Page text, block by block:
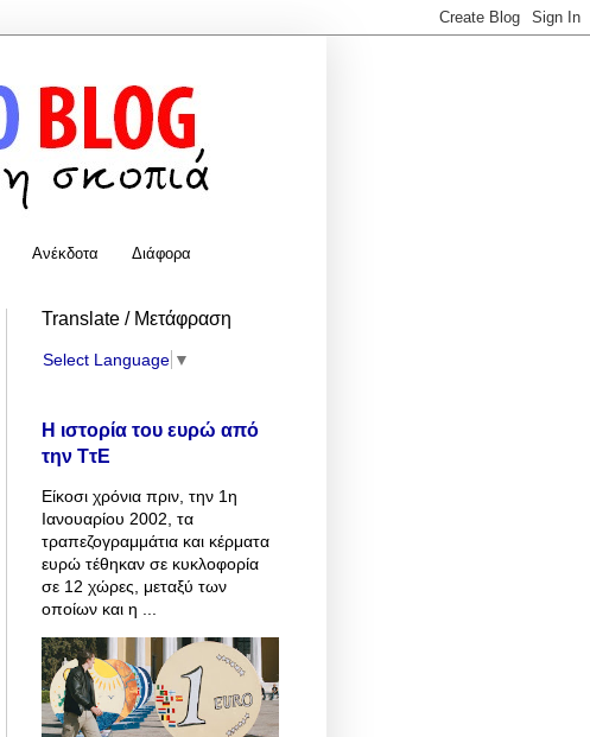
Ανέκδοτα Διάφορα
Translate / Μετάφραση
Select Language ▼
Η ιστορία του ευρώ από
την ΤτΕ
Είκοσι χρόνια πριν, την 1η
Ιανουαρίου 2002, τα
τραπεζογραμμάτια και κέρματα
ευρώ τέθηκαν σε κυκλοφορία
σε 12 χώρες, μεταξύ των
οποίων και η ...